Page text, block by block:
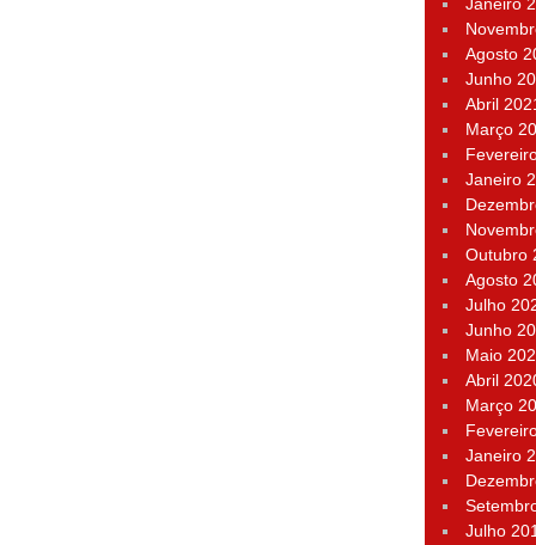
Agosto
Junho
Abril
Março
Janeiro
Outubro
Agosto
Julho
Junho
Maio
Abril
Março
Janeiro
Julho